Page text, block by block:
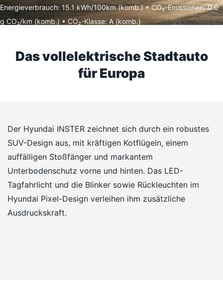
Energieverbrauch: 15.1 kWh/100km (komb.) • CO₂-Emissionen: 0.0
g CO₂/km (komb.) • CO₂-Klasse: A (komb.)
Das vollelektrische Stadtauto
für Europa
Der Hyundai INSTER zeichnet sich durch ein robustes
SUV-Design aus, mit kräftigen Kotflügeln, einem
auffälligen Stoßfänger und markantem
Unterbodenschutz vorne und hinten. Das LED-
Tagfahrlicht und die Blinker sowie Rückleuchten im
Hyundai Pixel-Design verleihen ihm zusätzliche
Ausdruckskraft.